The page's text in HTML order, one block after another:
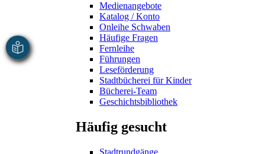
Medienangebote
Katalog / Konto
Onleihe Schwaben
Häufige Fragen
Fernleihe
Führungen
Leseförderung
Stadtbücherei für Kinder
Bücherei-Team
Geschichtsbibliothek
Häufig gesucht
Stadtrundgänge